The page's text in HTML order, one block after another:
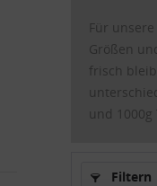
Für
Größen
frisch
und
Filtern